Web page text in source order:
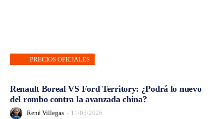
PRECIOS OFICIALES
Renault Boreal VS Ford Territory: ¿Podrá lo nuevo
del rombo contra la avanzada china?
René Villegas - 11/05/2026